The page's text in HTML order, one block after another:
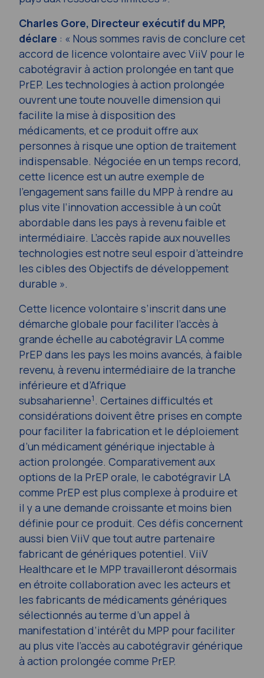
Charles Gore, Directeur exécutif du MPP,
déclare : « Nous sommes ravis de conclure cet
accord de licence volontaire avec ViiV pour le
cabotégravir à action prolongée en tant que
PrEP. Les technologies à action prolongée
ouvrent une toute nouvelle dimension qui
facilite la mise à disposition des
médicaments, et ce produit offre aux
personnes à risque une option de traitement
indispensable. Négociée en un temps record,
cette licence est un autre exemple de
l’engagement sans faille du MPP à rendre au
plus vite l’innovation accessible à un coût
abordable dans les pays à revenu faible et
intermédiaire. L’accès rapide aux nouvelles
technologies est notre seul espoir d’atteindre
les cibles des Objectifs de développement
durable ».
Cette licence volontaire s’inscrit dans une
démarche globale pour faciliter l’accès à
grande échelle au cabotégravir LA comme
PrEP dans les pays les moins avancés, à faible
revenu, à revenu intermédiaire de la tranche
inférieure et d’Afrique
subsaharienne1. Certaines difficultés et
considérations doivent être prises en compte
pour faciliter la fabrication et le déploiement
d’un médicament générique injectable à
action prolongée. Comparativement aux
options de la PrEP orale, le cabotégravir LA
comme PrEP est plus complexe à produire et
il y a une demande croissante et moins bien
définie pour ce produit. Ces défis concernent
aussi bien ViiV que tout autre partenaire
fabricant de génériques potentiel. ViiV
Healthcare et le MPP travailleront désormais
en étroite collaboration avec les acteurs et
les fabricants de médicaments génériques
sélectionnés au terme d’un appel à
manifestation d’intérêt du MPP pour faciliter
au plus vite l’accès au cabotégravir générique
à action prolongée comme PrEP.